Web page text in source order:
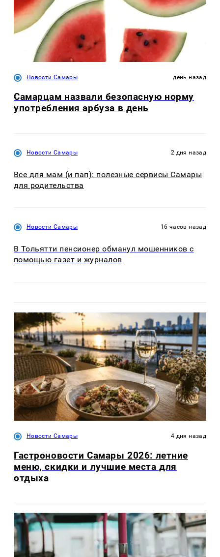
Новости Самары день назад
Самарцам назвали безопасную норму
употребления арбуза в день
Новости Самары 2 дня назад
Все для мам (и пап): полезные сервисы Самары
для родительства
Новости Самары 16 часов назад
В Тольятти пенсионер обманул мошенников с
помощью газет и журналов
Новости Самары 4 дня назад
Гастроновости Самары 2026: летние
меню, скидки и лучшие места для
отдыха